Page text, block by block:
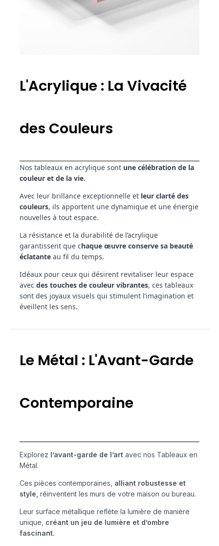
L'Acrylique : La Vivacité
des Couleurs
Nos tableaux en acrylique sont une célébration de la
couleur et de la vie.
Avec leur brillance exceptionnelle et leur clarté des
couleurs, ils apportent une dynamique et une énergie
nouvelles à tout espace.
La résistance et la durabilité de l’acrylique
garantissent que chaque œuvre conserve sa beauté
éclatante au fil du temps.
Idéaux pour ceux qui désirent revitaliser leur espace
avec des touches de couleur vibrantes, ces tableaux
sont des joyaux visuels qui stimulent l’imagination et
éveillent les sens.
Le Métal : L'Avant-Garde
Contemporaine
Explorez l’avant-garde de l’art avec nos Tableaux en
Métal.
Ces pièces contemporaines, alliant robustesse et
style, réinventent les murs de votre maison ou bureau.
Leur surface métallique reflète la lumière de manière
unique, créant un jeu de lumière et d’ombre
fascinant.